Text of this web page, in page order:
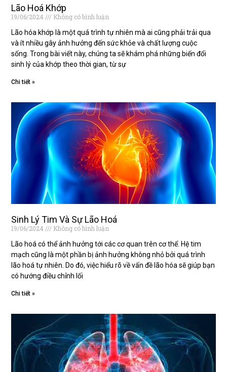
Lão Hoá Khớp
19/06/2024
Không có bình luận
Lão hóa khớp là một quá trình tự nhiên mà ai cũng phải trải qua
và ít nhiều gây ảnh hưởng đến sức khỏe và chất lượng cuộc
sống. Trong bài viết này, chúng ta sẽ khám phá những biến đổi
sinh lý của khớp theo thời gian, từ sự
Chi tiết »
Sinh Lý Tim Và Sự Lão Hoá
19/06/2024
Không có bình luận
Lão hoá có thể ảnh hưởng tới các cơ quan trên cơ thể. Hệ tim
mạch cũng là một phần bị ảnh hưởng không nhỏ bởi quá trình
lão hoá tự nhiên. Do đó, việc hiểu rõ về vấn đề lão hóa sẽ giúp bạn
có hướng điều chỉnh lối
Chi tiết »